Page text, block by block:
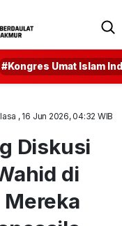
#Kongres Umat Islam
, 16 Jun 2026, 04:32 WIB
Diskusi
di
Mereka